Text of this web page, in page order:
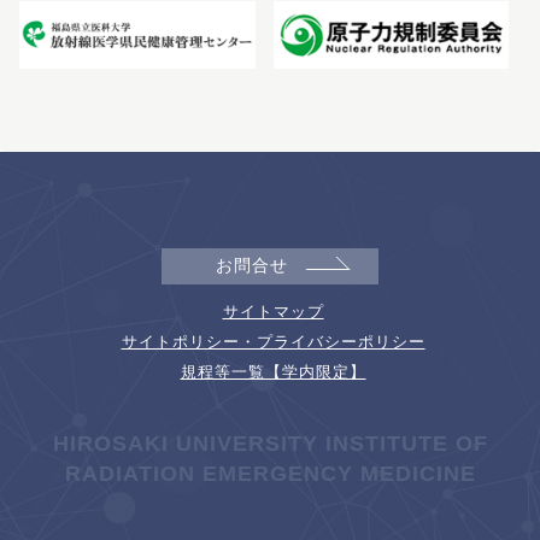
お問合せ
サイトマップ
サイトポリシー・プライバシーポリシー
規程等一覧【学内限定】
HIROSAKI UNIVERSITY INSTITUTE OF
RADIATION EMERGENCY MEDICINE